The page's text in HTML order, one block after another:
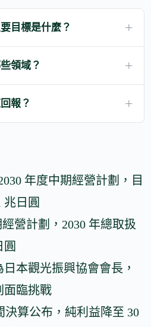
目標是什麼？
領域？
報？
年度中期經營計劃，目
兆日圓
營計劃，2030 年總取扱
圓
本觀光振興協會會長，
面臨挑戰
決算公布，純利益降至 30